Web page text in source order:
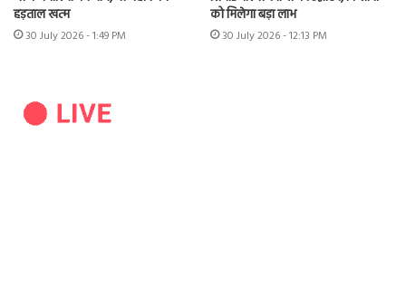
हड़ताल खत्म
30 July 2026 - 1:49 PM
को मिलेगा बड़ा लाभ
30 July 2026 - 12:13 PM